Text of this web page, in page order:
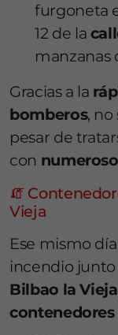
furgoneta
12 de la
manzanas
Gracias a la
bomberos, no
pesar de
con
🧯
Vieja
Ese mismo
incendio junto
Bilbao la Vieja